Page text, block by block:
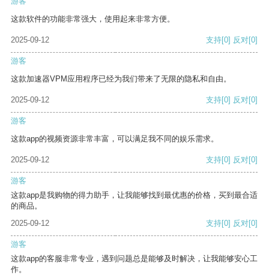
这款软件的功能非常强大，使用起来非常方便。
2025-09-12 支持[0] 反对[0]
游客
这款加速器VPM应用程序已经为我们带来了无限的隐私和自由。
2025-09-12 支持[0] 反对[0]
游客
这款app的视频资源非常丰富，可以满足我不同的娱乐需求。
2025-09-12 支持[0] 反对[0]
游客
这款app是我购物的得力助手，让我能够找到最优惠的价格，买到最合适
的商品。
2025-09-12
支持[0] 反对[0]
游客
这款app的客服非常专业，遇到问题总是能够及时解决，让我能够安心工
作。